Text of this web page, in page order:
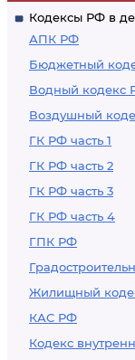
Кодексы РФ в
АПК РФ
Бюджетный
Водный кодекс
Воздушный
ГК РФ часть 1
ГК РФ часть 2
ГК РФ часть 3
ГК РФ часть 4
ГПК РФ
Жилищный
КАС РФ
Кодекс